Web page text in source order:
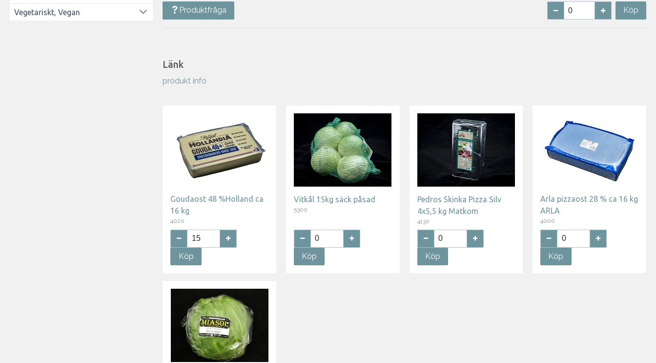
Vegetariskt, Vegan
Produktfråga Köp
Länk
produkt info
Goudaost 48 %Holland ca
16 kg
4020
Köp
Vitkål 15kg säck påsad
5300
Köp
Pedros Skinka Pizza Silv
4x5,5 kg Matkom
4130
Köp
Arla pizzaost 28 % ca 16 kg
ARLA
4000
Köp